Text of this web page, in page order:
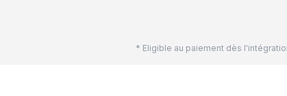
* Eligible au paiement dès